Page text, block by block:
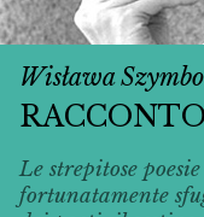
Wisława
Le strepitose
fortunatamente